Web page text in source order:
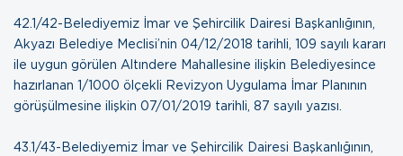
42.1/42-Belediyemiz İmar ve Şehircilik Dairesi Başkanlığının,
Akyazı Belediye Meclisi’nin 04/12/2018 tarihli, 109 sayılı kararı
ile uygun görülen Altındere Mahallesine ilişkin Belediyesince
hazırlanan 1/1000 ölçekli Revizyon Uygulama İmar Planının
görüşülmesine ilişkin 07/01/2019 tarihli, 87 sayılı yazısı.
43.1/43-Belediyemiz İmar ve Şehircilik Dairesi Başkanlığının,